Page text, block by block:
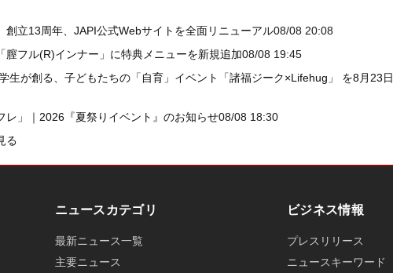
創立13周年、JAPI公式Webサイトを全面リニューアル08/08 20:08
膣フル(R)インナー」に特典メニューを新規追加08/08 19:45
生が創る、子どもたちの「自育」イベント「諸福ジーク×Lifehug」 を8月23日
レ」｜2026『夏祭りイベント』のお知らせ08/08 18:30
る
ニュースカテゴリ
最新ニュース一覧
主要ニュース
ビジネス情報
プレスリリース
ニュースキーワード